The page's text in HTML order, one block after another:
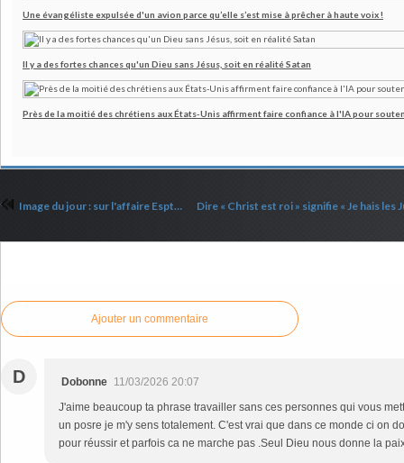
Une évangéliste expulsée d'un avion parce qu’elle s’est mise à prêcher à haute voix !
Il y a des fortes chances qu'un Dieu sans Jésus, soit en réalité Satan
Près de la moitié des chrétiens aux États-Unis affirment faire confiance à l'IA pour
Image du jour : sur l'affaire Esptein
Ajouter un commentaire
D Dobonne 11/03/2026 20:07
J'aime beaucoup ta phrase travailler sans ces personnes qui vous
un posre je m'y sens totalement. C'est vrai que dans ce monde ci on
pour réussir et parfois ca ne marche pas .Seul Dieu nous donne la